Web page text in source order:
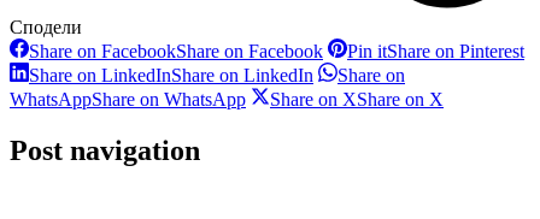
Сподели
Share on FacebookShare on Facebook Pin itShare on Pinterest
Share on LinkedInShare on LinkedIn
Share on
WhatsAppShare on WhatsApp Share on XShare on X
Post navigation